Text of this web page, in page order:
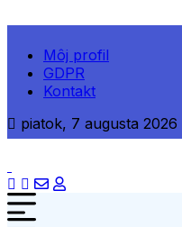
Môj profil
GDPR
Kontakt
piatok, 7 augusta 2026